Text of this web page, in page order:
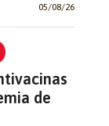
05/08/26
de